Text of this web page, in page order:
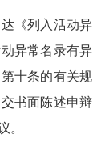
《列入活动异
异常名录有异
十条的有关规
书面陈述申辩
。